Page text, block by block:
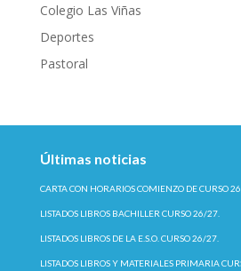
Colegio Las Viñas
Deportes
Pastoral
Últimas noticias
CARTA CON HORARIOS COMIENZO DE CURSO
LISTADOS LIBROS BACHILLER CURSO 26/27.
LISTADOS LIBROS DE LA E.S.O. CURSO 26/27.
LISTADOS LIBROS Y MATERIALES PRIMARIA